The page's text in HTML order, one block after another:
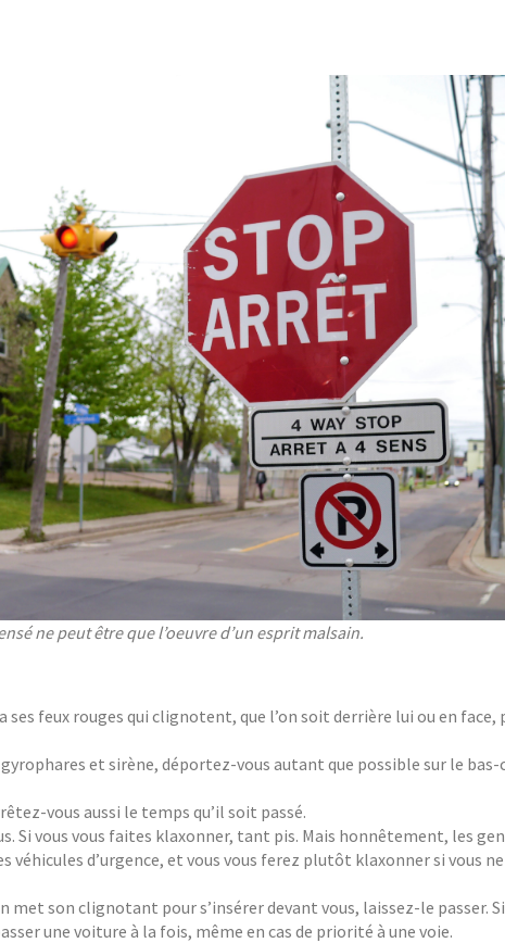
ne peut être que l’oeuvre d’un esprit malsain.
ses feux rouges qui clignotent, que l’on soit derrière lui ou en face,
gyrophares et sirène, déportez-vous autant que possible sur le
vous aussi le temps qu’il soit passé.
Si vous vous faites klaxonner, tant pis. Mais honnêtement, les
véhicules d’urgence, et vous vous ferez plutôt klaxonner si vous
met son clignotant pour s’insérer devant vous, laissez-le passer.
une voiture à la fois, même en cas de priorité à une voie.